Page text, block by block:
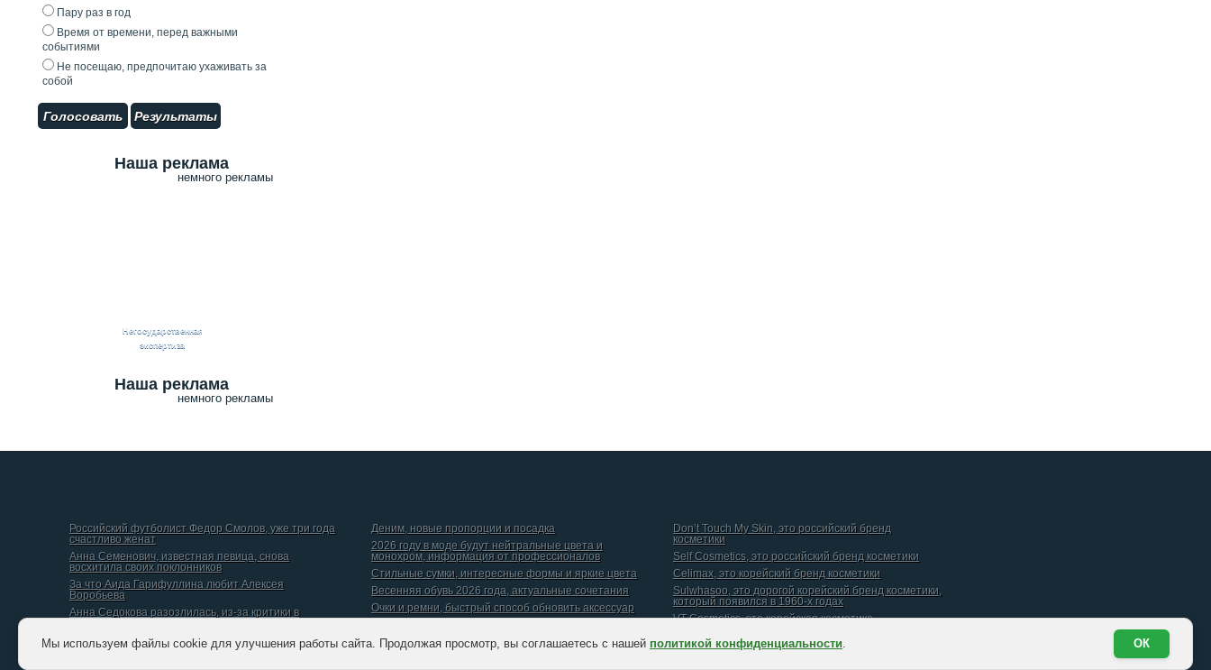
Пару раз в год
Время от времени, перед важными
событиями
Не посещаю, предпочитаю ухаживать за
собой
Голосовать Результаты
Наша реклама
немного рекламы
Негосударственная
экспертиза
Наша реклама
немного рекламы
Российский футболист Федор Смолов, уже три года
счастливо женат
Анна Семенович, известная певица, снова
восхитила своих поклонников
За что Аида Гарифуллина любит Алексея
Воробьева
Анна Седокова разозлилась, из-за критики в
Даниил Вершинин, рассказал о том, какой он видит
идеальную женщину
Деним, новые пропорции и посадка
2026 году в моде будут нейтральные цвета и
монохром, информация от профессионалов
Стильные сумки, интересные формы и яркие цвета
Весенняя обувь 2026 года, актуальные сочетания
Очки и ремни, быстрый способ обновить аксессуар
Don’t Touch My Skin, это российский бренд
косметики
Self Cosmetics, это российский бренд косметики
Celimax, это корейский бренд косметики
Sulwhasoo, это дорогой корейский бренд косметики,
который появился в 1960-х годах
VT Cosmetics, это корейская косметика
Мы используем файлы cookie для улучшения работы сайта. Продолжая просмотр, вы соглашаетесь с нашей политикой конфиденциальности. ОК